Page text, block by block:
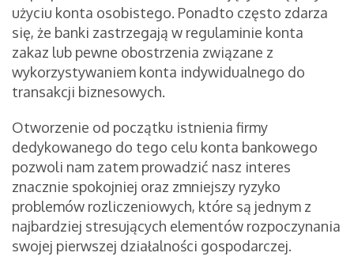
użyciu konta osobistego. Ponadto często zdarza
się, że banki zastrzegają w regulaminie konta
zakaz lub pewne obostrzenia związane z
wykorzystywaniem konta indywidualnego do
transakcji biznesowych.
Otworzenie od początku istnienia firmy
dedykowanego do tego celu konta bankowego
pozwoli nam zatem prowadzić nasz interes
znacznie spokojniej oraz zmniejszy ryzyko
problemów rozliczeniowych, które są jednym z
najbardziej stresujących elementów rozpoczynania
swojej pierwszej działalności gospodarczej.